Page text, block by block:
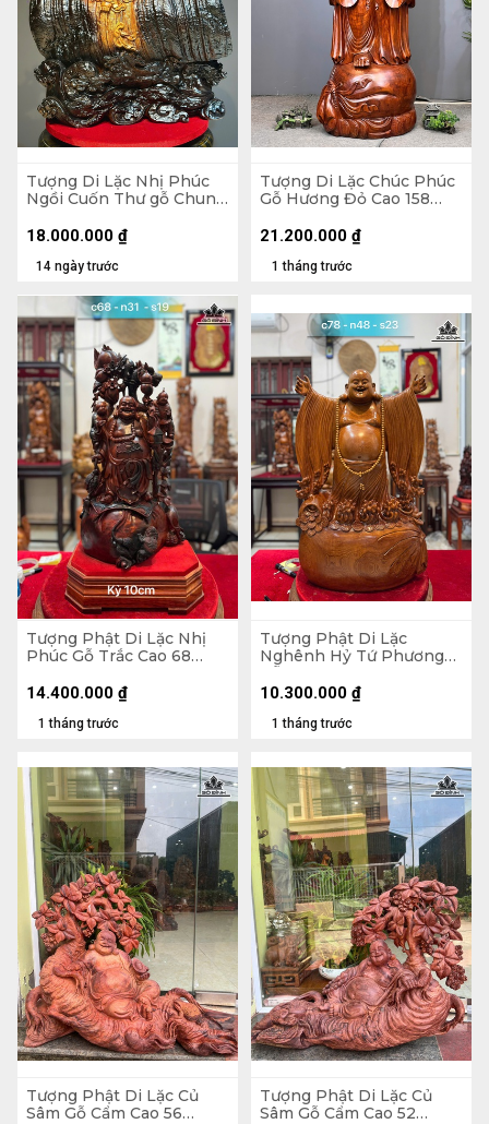
Tượng Di Lặc Nhị Phúc
Ngồi Cuốn Thư gỗ Chun
50 Sâu 22 (cm)
14 ngày trước
18.000.000 ₫
Tượng Di Lặc Chúc Phúc
Gỗ Hương Đỏ Cao 158
1 tháng trước
21.200.000 ₫
Tượng Phật Di Lặc Nhị
Phúc Gỗ Trắc Cao 68
1 tháng trước
14.400.000 ₫
Tượng Phật Di Lặc
Nghênh Hỷ Tứ Phương
Gỗ Ngọc Am Cao 78
Ngang 46 Sâu 23 (cm)
1 tháng trước
10.300.000 ₫
Tượng Phật Di Lặc Củ
Sâm Gỗ Cẩm Cao 56
Tượng Phật Di Lặc Củ
Sâm Gỗ Cẩm Cao 52